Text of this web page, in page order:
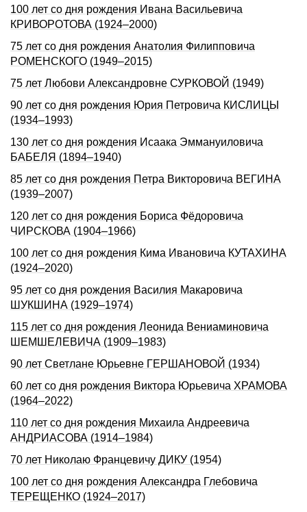
100 лет со дня рождения Ивана Васильевича
КРИВОРОТОВА (1924–2000)
75 лет со дня рождения Анатолия Филипповича
РОМЕНСКОГО (1949–2015)
75 лет Любови Александровне СУРКОВОЙ (1949)
90 лет со дня рождения Юрия Петровича КИСЛИЦЫ
(1934–1993)
130 лет со дня рождения Исаака Эммануиловича
БАБЕЛЯ (1894–1940)
85 лет со дня рождения Петра Викторовича ВЕГИНА
(1939–2007)
120 лет со дня рождения Бориса Фёдоровича
ЧИРСКОВА (1904–1966)
100 лет со дня рождения Кима Ивановича КУТАХИНА
(1924–2020)
95 лет со дня рождения Василия Макаровича
ШУКШИНА (1929–1974)
115 лет со дня рождения Леонида Вениаминовича
ШЕМШЕЛЕВИЧА (1909–1983)
90 лет Светлане Юрьевне ГЕРШАHОВОЙ (1934)
60 лет со дня рождения Виктора Юрьевича ХРАМОВА
(1964–2022)
110 лет со дня pождения Михаила Андpеевича
АHДРИАСОВА (1914–1984)
70 лет Николаю Францевичу ДИКУ (1954)
100 лет со дня pождения Александpа Глебовича
ТЕРЕЩЕHКО (1924–2017)